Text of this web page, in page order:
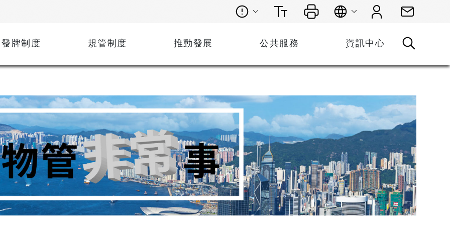
發牌制度 規管制度 推動發展 公共服務 資訊中心